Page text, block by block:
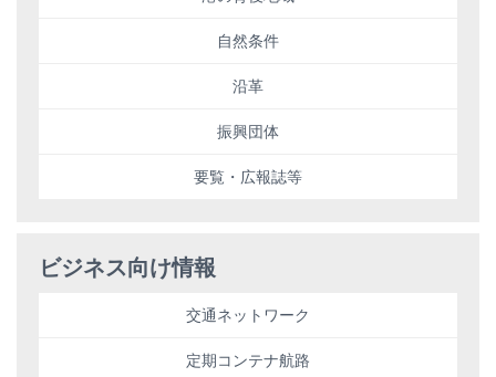
自然条件
沿革
振興団体
要覧・広報誌等
ビジネス向け情報
交通ネットワーク
定期コンテナ航路